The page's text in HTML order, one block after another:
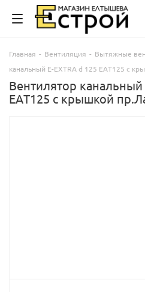
Главная - Вентиляция - Вытяжные
канальный E-EXTRA d 125 EAТ125 с
Вентилятор канальный
EAТ125 с крышкой